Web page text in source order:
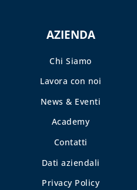
AZIENDA
Chi Siamo
Lavora con noi
News & Eventi
Academy
Contatti
Dati aziendali
Privacy Policy